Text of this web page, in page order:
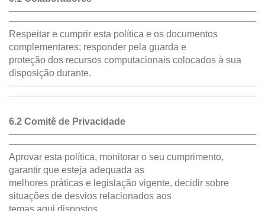
Respeitar e cumprir esta política e os documentos
complementares; responder pela guarda e
proteção dos recursos computacionais colocados à sua
disposição durante.
6.2 Comitê de Privacidade
Aprovar esta política, monitorar o seu cumprimento,
garantir que esteja adequada as
melhores práticas e legislação vigente, decidir sobre
situações de desvios relacionados aos
temas aqui dispostos.